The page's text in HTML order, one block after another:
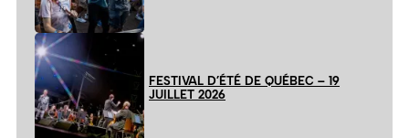
FESTIVAL D’ÉTÉ DE QUÉBEC – 19
JUILLET 2026